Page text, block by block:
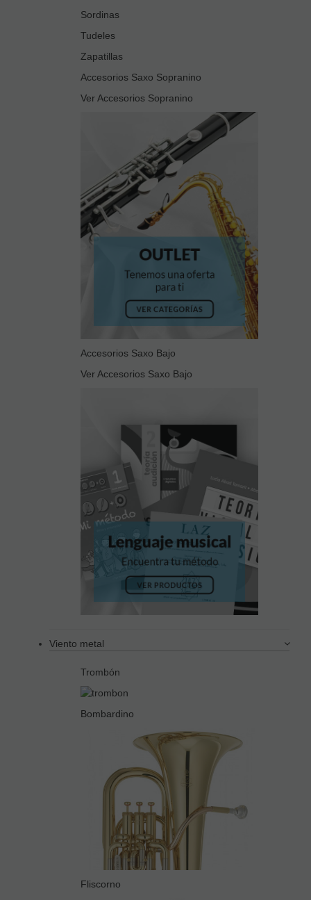
Sordinas
Tudeles
Zapatillas
Accesorios Saxo Sopranino
Ver Accesorios Sopranino
Accesorios Saxo Bajo
Ver Accesorios Saxo Bajo
Viento metal
Trombón
Bombardino
Fliscorno